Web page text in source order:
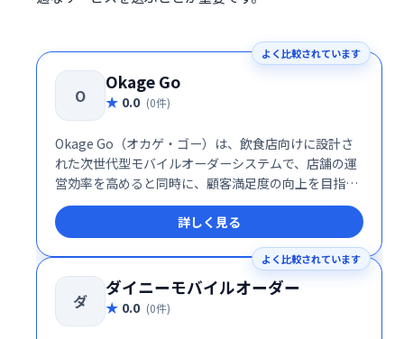
よく比較されています
O
Okage Go
0.0 (0件)
Okage Go（オカゲ・ゴー）は、飲食店向けに設計さ
れた次世代型モバイルオーダーシステムで、店舗の運
営効率を高めると同時に、顧客満足度の向上を目指し
ています。特許取得済みのフリーレイアウトデザイン
や多機能なアプリケーションとの連携により、業務の
最適化を支援します。
詳しく見る
よく比較されています
ダ
ダイニーモバイルオーダー
0.0 (0件)